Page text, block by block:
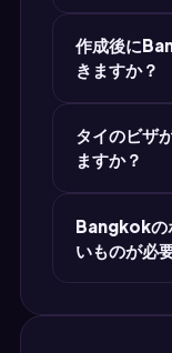
プロセスも
館はUSD、
ホテル予約
ることはあ
作成後に
きますか？
成できます
し、新しい
きる予約数
タイのビザ
ますか？
料で前払い
いません。
$500+を前
す。
Bangkokの
いものが必
できれば30